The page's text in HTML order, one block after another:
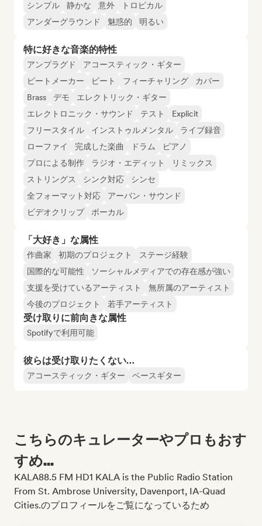
シンプル
静かな 意外
トロピカル
アンダーグラウンド
魅惑的 明るい
特に好きな音楽的特性
アンプラグド
アコースティック・ギター
ビートメーカー
ビート フィーチャリング
カバー
Brass
デモ
エレクトリック・ギター
エレクトロニック・サウンド
テスト
Explicit
フリースタイル
インストゥルメンタル
ライブ録音
ローファイ
完成した楽曲 ドラム
ピアノ
プロによる制作
ラジオ・エディット
リミックス
ストリングス
シンク対応
シンセ
全フォーマット対応
アーバン・サウンド
ビデオクリップ
ボーカル
「大好き」な属性
作曲家 初期のプロジェクト
ステージ経験
国際的な可能性
ソーシャルメディアでの存在感が強い
支援を受けているアーティスト
無所属のアーティスト
今後のプロジェクト
若手アーティスト
受け取りに前向きな属性
Spotifyで利用可能
彼らは受け取りたくない…
アコースティック・ギター ベースギター
こちらのキュレーターやプロもおす
すめ...
KALA88.5 FM HD1 KALA is the Public Radio Station
From St. Ambrose University, Davenport, IA-Quad
Cities.のプロフィールをご覧になっているため